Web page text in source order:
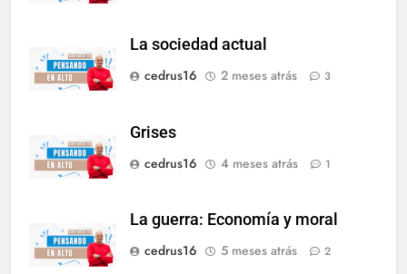
La sociedad actual
cedrus16
2 meses atrás 3
Grises
cedrus16
4 meses atrás 1
La guerra: Economía y moral
cedrus16
5 meses atrás 2